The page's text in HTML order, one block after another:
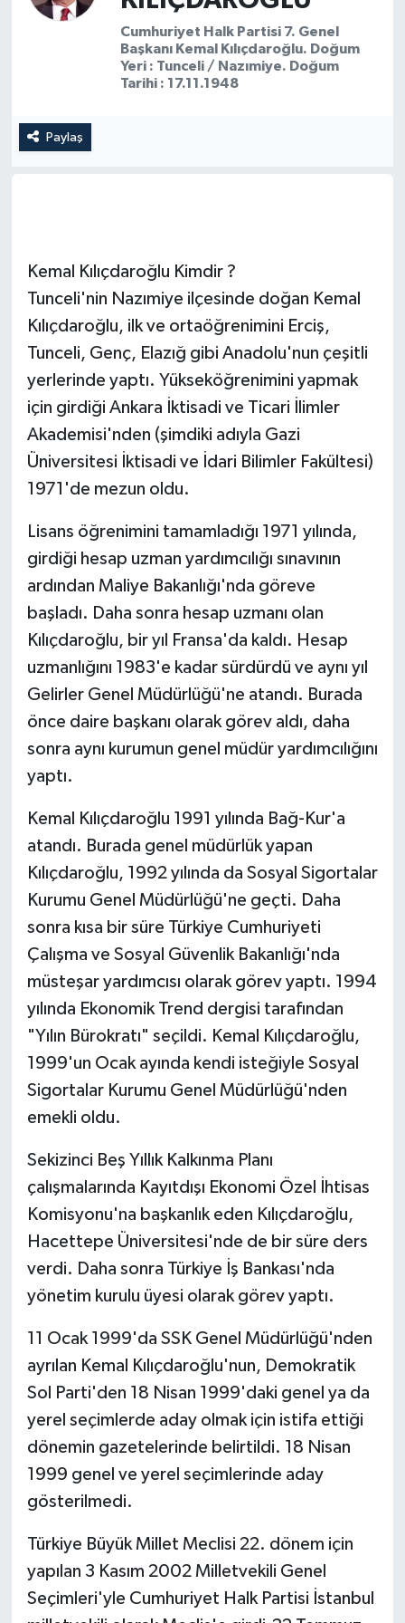
Cumhuriyet Halk Partisi 7. Genel
Başkanı Kemal Kılıçdaroğlu. Doğum
Yeri : Tunceli / Nazımiye. Doğum
Tarihi : 17.11.1948
Paylaş
Kemal Kılıçdaroğlu Kimdir ?
Tunceli'nin Nazımiye ilçesinde doğan Kemal
Kılıçdaroğlu, ilk ve ortaöğrenimini Erciş,
Tunceli, Genç, Elazığ gibi Anadolu'nun çeşitli
yerlerinde yaptı. Yükseköğrenimini yapmak
için girdiği Ankara İktisadi ve Ticari İlimler
Akademisi'nden (şimdiki adıyla Gazi
Üniversitesi İktisadi ve İdari Bilimler Fakültesi)
1971'de mezun oldu.
Lisans öğrenimini tamamladığı 1971 yılında,
girdiği hesap uzman yardımcılığı sınavının
ardından Maliye Bakanlığı'nda göreve
başladı. Daha sonra hesap uzmanı olan
Kılıçdaroğlu, bir yıl Fransa'da kaldı. Hesap
uzmanlığını 1983'e kadar sürdürdü ve aynı yıl
Gelirler Genel Müdürlüğü'ne atandı. Burada
önce daire başkanı olarak görev aldı, daha
sonra aynı kurumun genel müdür yardımcılığını
yaptı.
Kemal Kılıçdaroğlu 1991 yılında Bağ-Kur'a
atandı. Burada genel müdürlük yapan
Kılıçdaroğlu, 1992 yılında da Sosyal Sigortalar
Kurumu Genel Müdürlüğü'ne geçti. Daha
sonra kısa bir süre Türkiye Cumhuriyeti
Çalışma ve Sosyal Güvenlik Bakanlığı'nda
müsteşar yardımcısı olarak görev yaptı. 1994
yılında Ekonomik Trend dergisi tarafından
"Yılın Bürokratı" seçildi. Kemal Kılıçdaroğlu,
1999'un Ocak ayında kendi isteğiyle Sosyal
Sigortalar Kurumu Genel Müdürlüğü'nden
emekli oldu.
Sekizinci Beş Yıllık Kalkınma Planı
çalışmalarında Kayıtdışı Ekonomi Özel İhtisas
Komisyonu'na başkanlık eden Kılıçdaroğlu,
Hacettepe Üniversitesi'nde de bir süre ders
verdi. Daha sonra Türkiye İş Bankası'nda
yönetim kurulu üyesi olarak görev yaptı.
11 Ocak 1999'da SSK Genel Müdürlüğü'nden
ayrılan Kemal Kılıçdaroğlu'nun, Demokratik
Sol Parti'den 18 Nisan 1999'daki genel ya da
yerel seçimlerde aday olmak için istifa ettiği
dönemin gazetelerinde belirtildi. 18 Nisan
1999 genel ve yerel seçimlerinde aday
gösterilmedi.
Türkiye Büyük Millet Meclisi 22. dönem için
yapılan 3 Kasım 2002 Milletvekili Genel
Seçimleri'yle Cumhuriyet Halk Partisi İstanbul